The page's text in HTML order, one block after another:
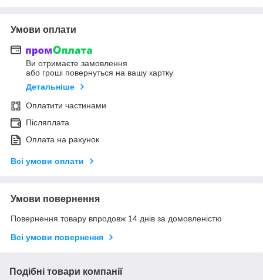
Умови оплати
Ви отримаєте замовлення
або гроші повернуться на вашу картку
Детальніше
Оплатити частинами
Післяплата
Оплата на рахунок
Всі умови оплати
Умови повернення
Повернення товару впродовж 14 днів за домовленістю
Всі умови повернення
Подібні товари компанії